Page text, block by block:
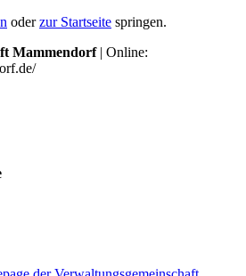
oderzur Startseite springen.
Mammendorf| Online: